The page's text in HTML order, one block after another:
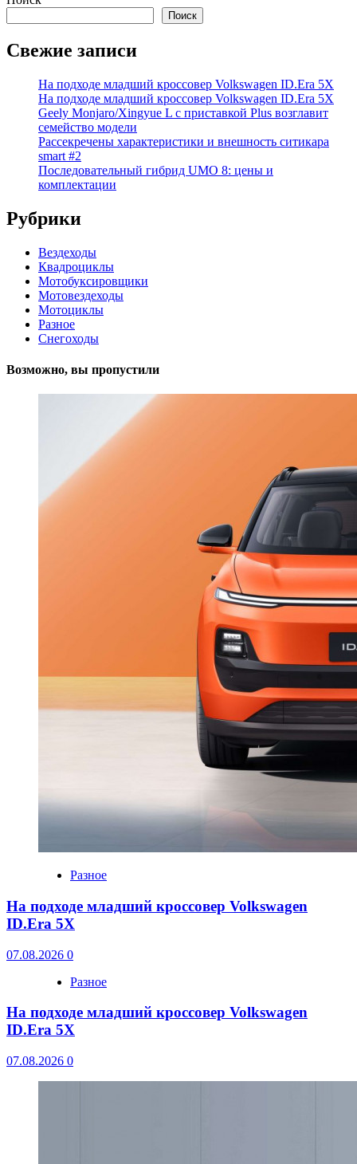
Поиск
Свежие записи
На подходе младший кроссовер Volkswagen ID.Era 5X
На подходе младший кроссовер Volkswagen ID.Era 5X
Geely Monjaro/Xingyue L с приставкой Plus возглавит
семейство модели
Рассекречены характеристики и внешность ситикара
smart #2
Последовательный гибрид UMO 8: цены и
комплектации
Рубрики
Вездеходы
Квадроциклы
Мотобуксировщики
Мотовездеходы
Мотоциклы
Разное
Снегоходы
Возможно, вы пропустили
Разное
На подходе младший кроссовер Volkswagen
ID.Era 5X
07.08.2026 0
Разное
На подходе младший кроссовер Volkswagen
ID.Era 5X
07.08.2026 0